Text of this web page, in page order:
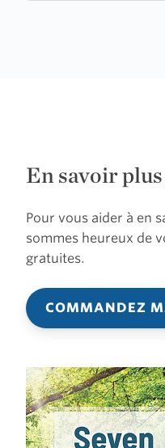
En savoir
Pour vous aider à en
sommes heureux de
gratuites.
COMMANDEZ